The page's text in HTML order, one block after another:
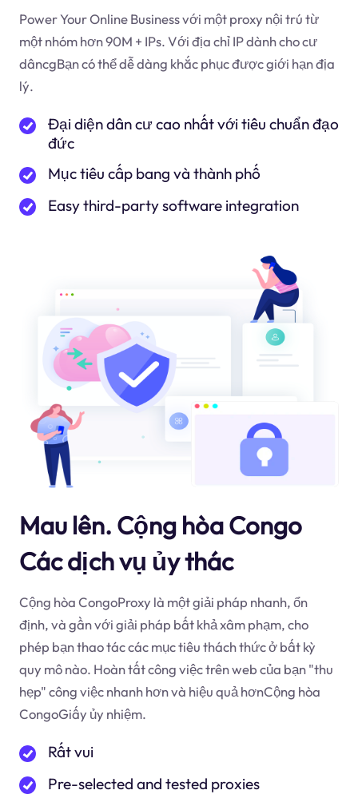
Power Your Online Business với một proxy nội trú từ
một nhóm hơn 90M + IPs. Với địa chỉ IP dành cho cư
dâncgBạn có thể dễ dàng khắc phục được giới hạn địa
lý.
Đại diện dân cư cao nhất với tiêu chuẩn đạo
đức
Mục tiêu cấp bang và thành phố
Easy third-party software integration
Mau lên. Cộng hòa Congo
Các dịch vụ ủy thác
Cộng hòa CongoProxy là một giải pháp nhanh, ổn
định, và gần với giải pháp bất khả xâm phạm, cho
phép bạn thao tác các mục tiêu thách thức ở bất kỳ
quy mô nào. Hoàn tất công việc trên web của bạn "thu
hẹp" công việc nhanh hơn và hiệu quả hơnCộng hòa
CongoGiấy ủy nhiệm.
Rất vui
Pre-selected and tested proxies